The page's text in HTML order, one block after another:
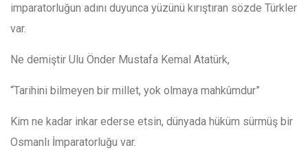
imparatorluğun adını duyunca yüzünü kırıştıran sözde Türkler
var.
Ne demiştir Ulu Önder Mustafa Kemal Atatürk,
“Tarihini bilmeyen bir millet, yok olmaya mahkûmdur”
Kim ne kadar inkar ederse etsin, dünyada hüküm sürmüş bir
Osmanlı İmparatorluğu var.